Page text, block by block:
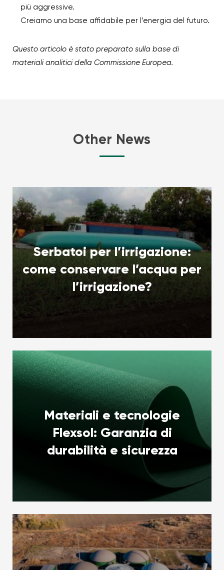
più aggressive.
Creiamo una base affidabile per l’energia del futuro.
Questo articolo è stato preparato sulla base di
materiali analitici della Commissione Europea.
Other News
Serbatoi per l’irrigazione:
come conservare l’acqua per
l’irrigazione?
Materiali e tecnologie
Flexsol: Garanzia di
durabilità e sicurezza